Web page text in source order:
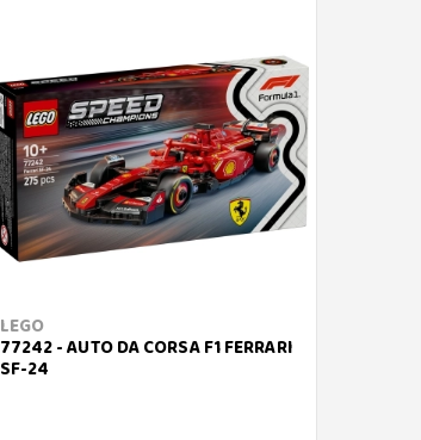
LEGO
77242 - AUTO DA CORSA F1 FERRARI
SF-24